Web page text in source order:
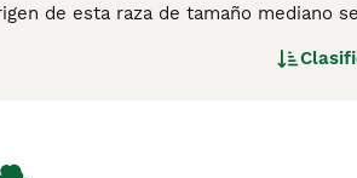
de esta raza de tamaño mediano
el Gran Suizo y el